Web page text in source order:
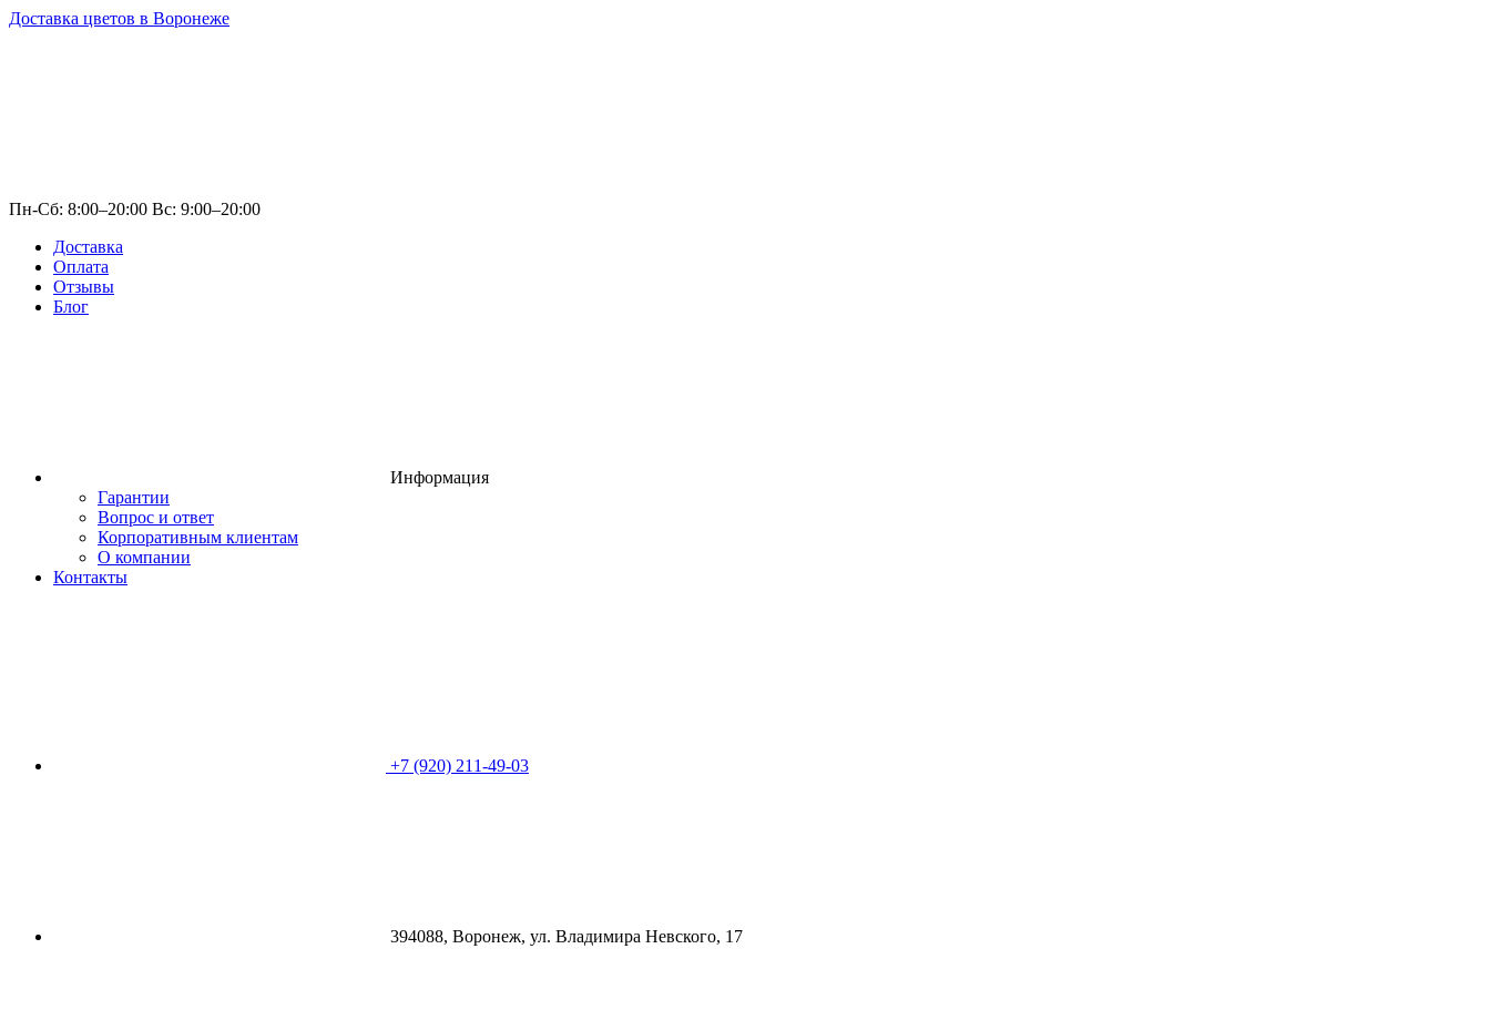
Доставка цветов в Воронеже
Пн-Сб: 8:00–20:00 Вс: 9:00–20:00
Доставка
Оплата
Отзывы
Блог
Информация
Гарантии
Вопрос и ответ
Корпоративным клиентам
О компании
Контакты
+7 (920) 211-49-03
394088, Воронеж, ул. Владимира Невского, 17